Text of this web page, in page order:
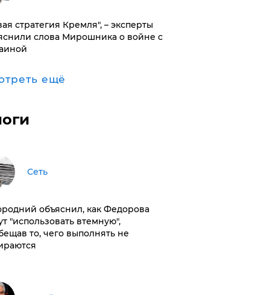
стратегия Кремля", – эксперты
слова Мирошника о войне с
ещё
Сеть
объяснил, как Федорова
"использовать втемную",
то, чего выполнять не